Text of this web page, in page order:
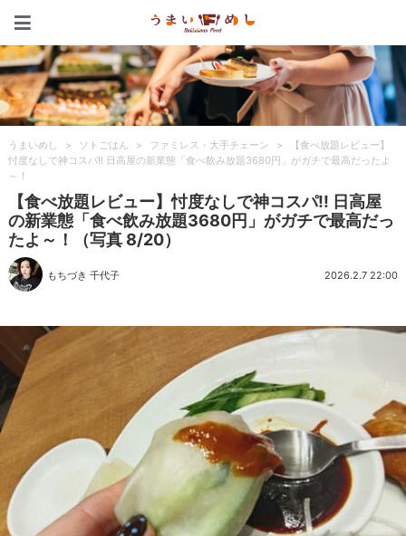
うまいめし > ソトごはん > ファミレス・大手チェーン >
【食べ放題レビュー】
忖度なしで神コスパ!! 日高屋の新業態「食べ飲み放題3680円」がガチで最高だったよ
～！
【食べ放題レビュー】忖度なしで神コスパ!! 日高屋
の新業態「食べ飲み放題3680円」がガチで最高だっ
たよ～！（写真 8/20）
もちづき 千代子 2026.2.7 22:00